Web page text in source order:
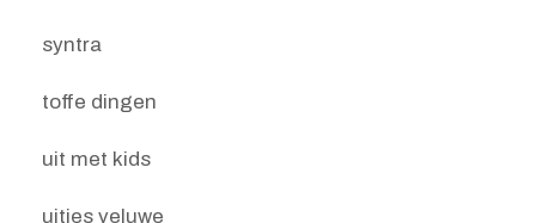
syntra
toffe dingen
uit met kids
uitjes veluwe